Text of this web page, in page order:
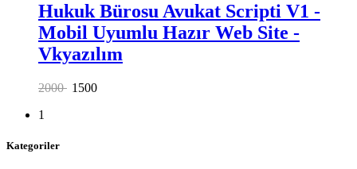
Hukuk Bürosu Avukat Scripti V1 -
Mobil Uyumlu Hazır Web Site -
Vkyazılım
2000 1500
1
Kategoriler